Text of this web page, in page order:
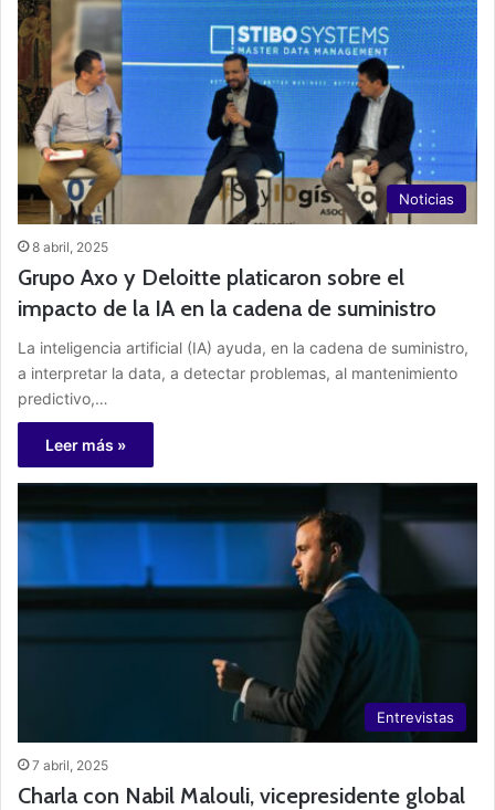
Noticias
8 abril, 2025
Grupo Axo y Deloitte platicaron sobre el
impacto de la IA en la cadena de suministro
La inteligencia artificial (IA) ayuda, en la cadena de suministro,
a interpretar la data, a detectar problemas, al mantenimiento
predictivo,…
Leer más »
Entrevistas
7 abril, 2025
Charla con Nabil Malouli, vicepresidente global